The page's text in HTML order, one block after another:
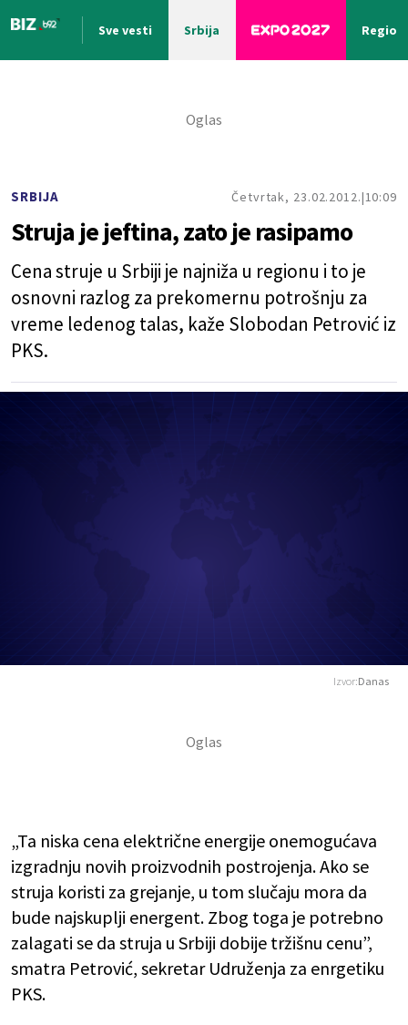
Sve vesti Srbija Region
SRBIJA Četvrtak, 23.02.2012. 10:09
Struja je jeftina, zato je rasipamo
Cena struje u Srbiji je najniža u regionu i to je
osnovni razlog za prekomernu potrošnju za
vreme ledenog talas, kaže Slobodan Petrović iz
PKS.
Izvor:Danas
„Ta niska cena električne energije onemogućava
izgradnju novih proizvodnih postrojenja. Ako se
struja koristi za grejanje, u tom slučaju mora da
bude najskuplji energent. Zbog toga je potrebno
zalagati se da struja u Srbiji dobije tržišnu cenu”,
smatra Petrović, sekretar Udruženja za enrgetiku
PKS.